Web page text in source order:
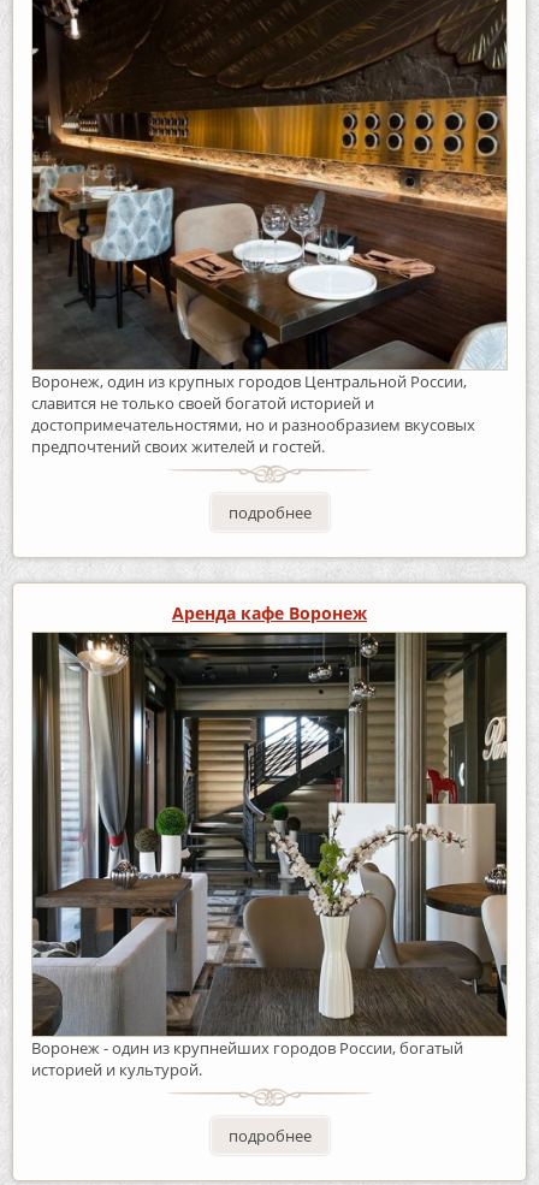
Воронеж, один из крупных городов Центральной России,
славится не только своей богатой историей и
достопримечательностями, но и разнообразием вкусовых
предпочтений своих жителей и гостей.
подробнее
Аренда кафе Воронеж
Воронеж - один из крупнейших городов России, богатый
историей и культурой.
подробнее